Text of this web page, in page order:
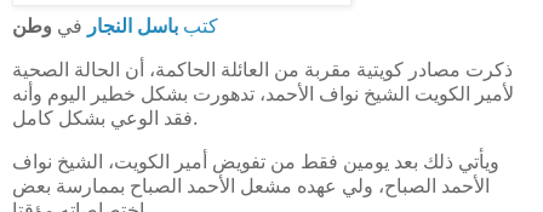
كتب باسل النجار في وطن
ذكرت مصادر كويتية مقربة من العائلة الحاكمة، أن الحالة الصحية
لأمير الكويت الشيخ نواف الأحمد، تدهورت بشكل خطير اليوم وأنه
فقد الوعي بشكل كامل.
ويأتي ذلك بعد يومين فقط من تفويض أمير الكويت، الشيخ نواف
الأحمد الصباح، ولي عهده مشعل الأحمد الصباح بممارسة بعض